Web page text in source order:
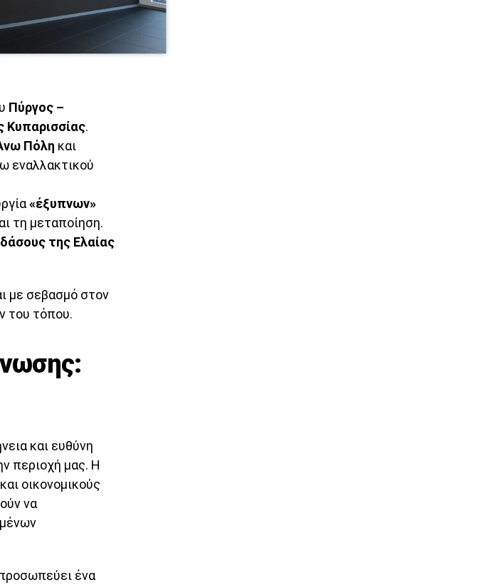
Πύργος –
Κυπαρισσίας.
Πόλη και
εναλλακτικού
«έξυπνων»
τη μεταποίηση.
της Ελαίας
με σεβασμό στον
του τόπου.
και ευθύνη
περιοχή μας. Η
οικονομικούς
να
ένα